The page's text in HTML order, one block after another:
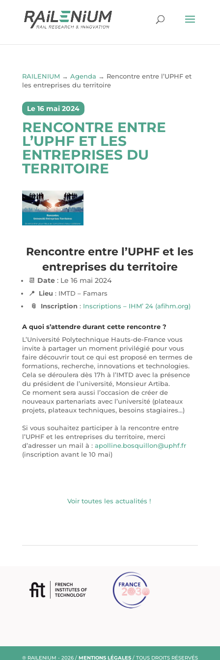
RAILENIUM → Agenda → Rencontre entre l’UPHF et
les entreprises du territoire
Le 16 mai 2024
RENCONTRE ENTRE
L’UPHF ET LES
ENTREPRISES DU
TERRITOIRE
Rencontre entre l’UPHF et les
entreprises du territoire
📆 Date: Le 16 mai 2024
📍 Lieu : IMTD – Famars
📎 Inscription : Inscriptions – IHM’ 24 (afihm.org)
A quoi s’attendredurant cette rencontre ?
L’Université Polytechnique Hauts-de-France vous
invite à partager un moment privilégié pour vous
faire découvrir tout ce qui est proposé en termes de
formations, recherche, innovations et technologies.
Cela se déroulera dès 17h à l’IMTD avec la présence
du président de l’université, Monsieur Artiba.
Ce moment sera aussi l’occasion de créer de
nouveaux partenariats avec l’université (plateaux
projets, plateaux techniques, besoins stagiaires…)
Si vous souhaitez participer à la rencontre entre
l’UPHF et les entreprises du territoire, merci
d’adresser un mail à : apolline.bosquillon@uphf.fr
(inscription avant le 10 mai)
Voir toutes les actualités !
® RAILENIUM - 2026 / MENTIONS LÉGALES/ TOUS DROITS RÉSERVÉS